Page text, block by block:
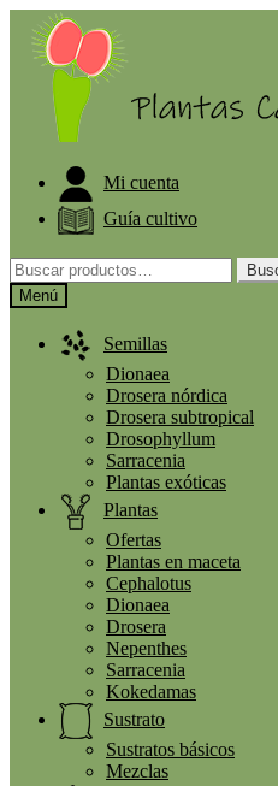
navegación
contenido
Mi cuenta
Guía cultivo
Buscar
por:Menú
Semillas
Dionaea
Drosera nórdica
Drosera subtropical
Drosophyllum
Sarracenia
Plantas exóticas
Plantas
Ofertas
Plantas en maceta
Cephalotus
Dionaea
Drosera
Nepenthes
Sarracenia
Kokedamas
Sustrato
Sustratos básicos
Mezclas
ELIGE PLANTA